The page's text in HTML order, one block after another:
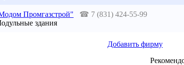
Промгазстрой" ☎ 7 (831) 424-55-99
здания
Добавить фирму